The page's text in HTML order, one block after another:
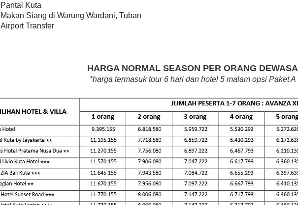
Pantai Kuta
Makan Siang di Warung Wardani, Tuban
Airport Transfer
HARGA NORMAL SEASON PER ORANG DEWASA
*harga termasuk tour 6 hari dan hotel 5 malam opsi Paket A